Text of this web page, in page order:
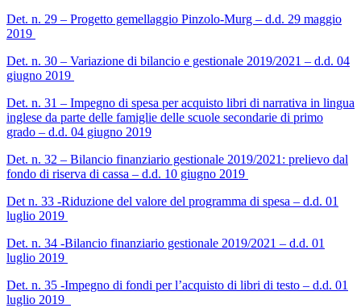
Det. n. 29 – Progetto gemellaggio Pinzolo-Murg – d.d. 29 maggio
2019
Det. n. 30 – Variazione di bilancio e gestionale 2019/2021 – d.d. 04
giugno 2019
Det. n. 31 – Impegno di spesa per acquisto libri di narrativa in lingua
inglese da parte delle famiglie delle scuole secondarie di primo
grado – d.d. 04 giugno 2019
Det. n. 32 – Bilancio finanziario gestionale 2019/2021: prelievo dal
fondo di riserva di cassa – d.d. 10 giugno 2019
Det n. 33 -Riduzione del valore del programma di spesa – d.d. 01
luglio 2019
Det. n. 34 -Bilancio finanziario gestionale 2019/2021 – d.d. 01
luglio 2019
Det. n. 35 -Impegno di fondi per l’acquisto di libri di testo – d.d. 01
luglio 2019